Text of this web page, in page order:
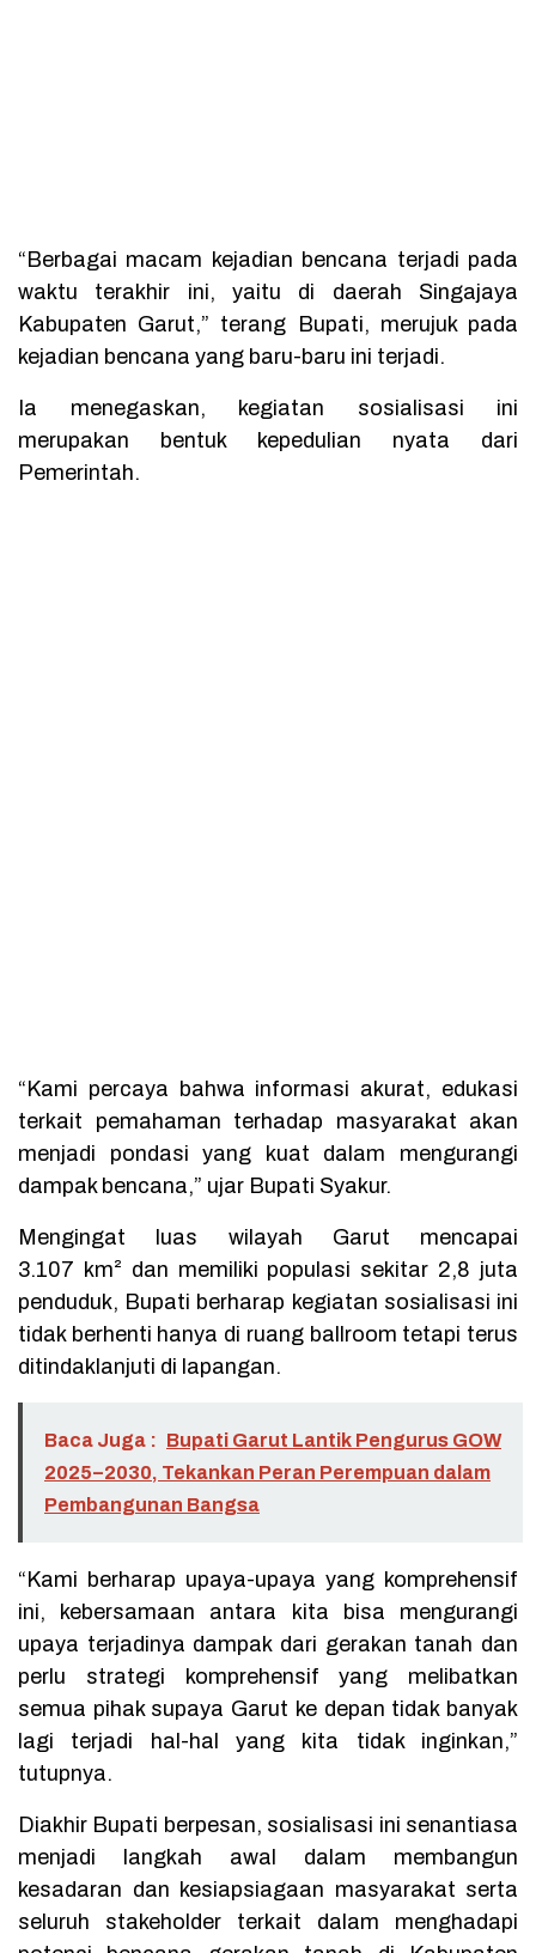
“Berbagai macam kejadian bencana terjadi pada
waktu terakhir ini, yaitu di daerah Singajaya
Kabupaten Garut,” terang Bupati, merujuk pada
kejadian bencana yang baru-baru ini terjadi.
Ia menegaskan, kegiatan sosialisasi ini
merupakan bentuk kepedulian nyata dari
Pemerintah.
“Kami percaya bahwa informasi akurat, edukasi
terkait pemahaman terhadap masyarakat akan
menjadi pondasi yang kuat dalam mengurangi
dampak bencana,” ujar Bupati Syakur.
Mengingat luas wilayah Garut mencapai
3.107 km² dan memiliki populasi sekitar 2,8 juta
penduduk, Bupati berharap kegiatan sosialisasi ini
tidak berhenti hanya di ruang ballroom tetapi terus
ditindaklanjuti di lapangan.
Baca Juga : Bupati Garut Lantik Pengurus GOW
2025–2030, Tekankan Peran Perempuan dalam
Pembangunan Bangsa
“Kami berharap upaya-upaya yang komprehensif
ini, kebersamaan antara kita bisa mengurangi
upaya terjadinya dampak dari gerakan tanah dan
perlu strategi komprehensif yang melibatkan
semua pihak supaya Garut ke depan tidak banyak
lagi terjadi hal-hal yang kita tidak inginkan,”
tutupnya.
Diakhir Bupati berpesan, sosialisasi ini senantiasa
menjadi langkah awal dalam membangun
kesadaran dan kesiapsiagaan masyarakat serta
seluruh stakeholder terkait dalam menghadapi